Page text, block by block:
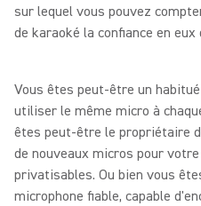
sur lequel vous pouvez
de karaoké la confiance en
Vous êtes peut-être un
utiliser le même micro à
êtes peut-être le propriétaire
de nouveaux micros pour
privatisables. Ou bien vous
microphone fiable, capable